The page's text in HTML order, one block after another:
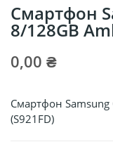
Смартфон
8/128GB
0,00 ₴
Смартфон Samsung
(S921FD)